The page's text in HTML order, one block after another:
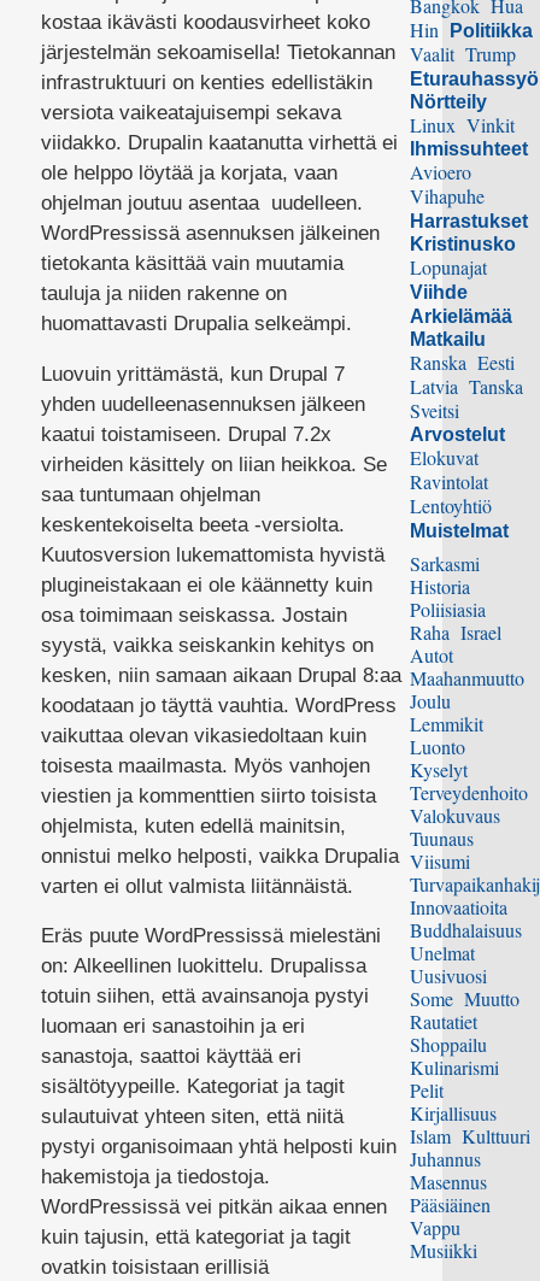
kostaa ikävästi koodausvirheet koko
järjestelmän sekoamisella! Tietokannan
infrastruktuuri on kenties edellistäkin
versiota vaikeatajuisempi sekava
viidakko. Drupalin kaatanutta virhettä ei
ole helppo löytää ja korjata, vaan
ohjelman joutuu asentaa uudelleen.
WordPressissä asennuksen jälkeinen
tietokanta käsittää vain muutamia
tauluja ja niiden rakenne on
huomattavasti Drupalia selkeämpi.
Luovuin yrittämästä, kun Drupal 7
yhden uudelleenasennuksen jälkeen
kaatui toistamiseen. Drupal 7.2x
virheiden käsittely on liian heikkoa. Se
saa tuntumaan ohjelman
keskentekoiselta beeta -versiolta.
Kuutosversion lukemattomista hyvistä
plugineistakaan ei ole käännetty kuin
osa toimimaan seiskassa. Jostain
syystä, vaikka seiskankin kehitys on
kesken, niin samaan aikaan Drupal 8:aa
koodataan jo täyttä vauhtia. WordPress
vaikuttaa olevan vikasiedoltaan kuin
toisesta maailmasta. Myös vanhojen
viestien ja kommenttien siirto toisista
ohjelmista, kuten edellä mainitsin,
onnistui melko helposti, vaikka Drupalia
varten ei ollut valmista liitännäistä.
Eräs puute WordPressissä mielestäni
on: Alkeellinen luokittelu. Drupalissa
totuin siihen, että avainsanoja pystyi
luomaan eri sanastoihin ja eri
sanastoja, saattoi käyttää eri
sisältötyypeille. Kategoriat ja tagit
sulautuivat yhteen siten, että niitä
pystyi organisoimaan yhtä helposti kuin
hakemistoja ja tiedostoja.
WordPressissä vei pitkän aikaa ennen
kuin tajusin, että kategoriat ja tagit
ovatkin toisistaan erillisiä
Bangkok Hua
Hin
Politiikka
Vaalit Trump
Nörtteily
Linux Vinkit
Ihmissuhteet
Avioero
Vihapuhe
Harrastukset
Kristinusko
Lopunajat
Viihde
Arkielämää
Matkailu
Ranska Eesti
Latvia Tanska
Sveitsi
Arvostelut
Elokuvat
Ravintolat
Lentoyhtiö
Muistelmat
Sarkasmi
Historia
Poliisiasia
Raha Israel
Autot
Maahanmuutto
Joulu
Lemmikit
Luonto
Kyselyt
Terveydenhoito
Valokuvaus
Tuunaus
Viisumi
Innovaatioita
Buddhalaisuus
Unelmat
Uusivuosi
Some Muutto
Rautatiet
Shoppailu
Kulinarismi
Pelit
Kirjallisuus
Islam Kulttuuri
Juhannus
Masennus
Pääsiäinen
Vappu
Musiikki